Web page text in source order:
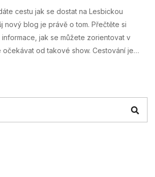
cestu jak se dostat na Lesbickou
nový blog je právě o tom. Přečtěte si
jak se můžete zorientovat v
očekávat od takové show. Cestování je